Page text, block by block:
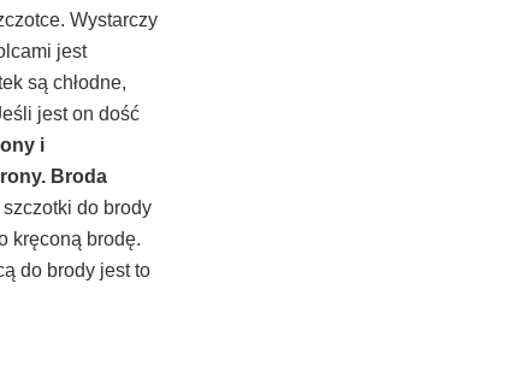
Wystarczy
jest
są chłodne,
jest on dość
i
Broda
do brody
kręconą brodę.
do brody jest to